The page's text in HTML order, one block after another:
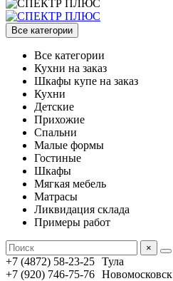
Все категории
Все категории
Кухни на заказ
Шкафы купе на заказ
Кухни
Детские
Прихожие
Спальни
Малые формы
Гостиные
Шкафы
Мягкая мебель
Матрасы
Ликвидация склада
Примеры работ
×
+7 (4872) 58-23-25 Тула
+7 (920) 746-75-76 Новомосковск